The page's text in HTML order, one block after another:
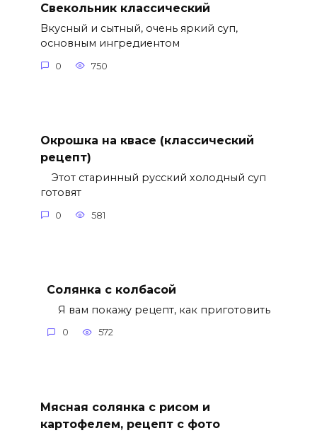
Свекольник классический
Вкусный и сытный, очень яркий суп,
основным ингредиентом
0 750
Окрошка на квасе (классический
рецепт)
Этот старинный русский холодный суп
готовят
0 581
Солянка с колбасой
Я вам покажу рецепт, как приготовить
0 572
Мясная солянка с рисом и
картофелем, рецепт с фото